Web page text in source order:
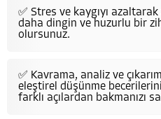
✅ Stres ve kaygıyı
daha dingin ve huzurlu bir
olursunuz.
✅ Kavrama, analiz ve
eleştirel düşünme
farklı açılardan bakmanızı